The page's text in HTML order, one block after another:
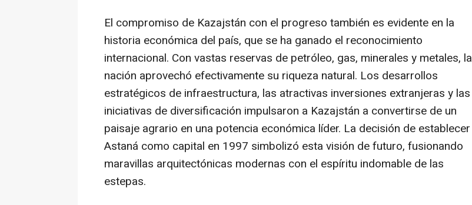
El compromiso de Kazajstán con el progreso también es evidente en la
historia económica del país, que se ha ganado el reconocimiento
internacional. Con vastas reservas de petróleo, gas, minerales y metales, la
nación aprovechó efectivamente su riqueza natural. Los desarrollos
estratégicos de infraestructura, las atractivas inversiones extranjeras y las
iniciativas de diversificación impulsaron a Kazajstán a convertirse de un
paisaje agrario en una potencia económica líder. La decisión de establecer
Astaná como capital en 1997 simbolizó esta visión de futuro, fusionando
maravillas arquitectónicas modernas con el espíritu indomable de las
estepas.